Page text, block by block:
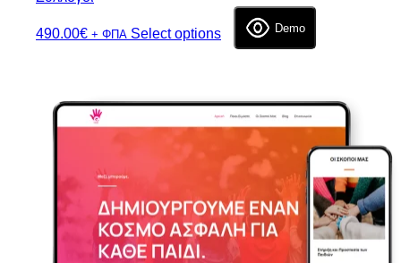
490.00€ + ΦΠΑ Select options Demo